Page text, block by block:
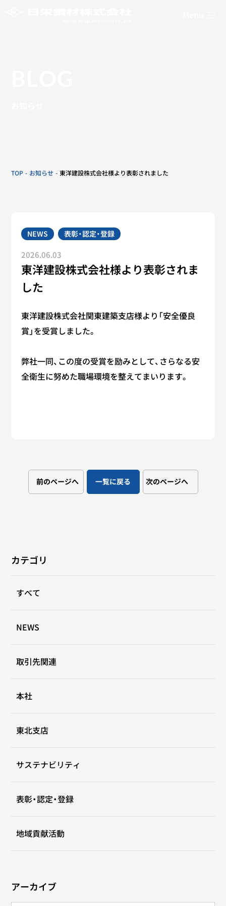
TOP お知らせ 東洋建設株式会社様より表彰されました
NEWS 表彰・認定・登録
2026.06.03
東洋建設株式会社様より表彰されま
した
東洋建設株式会社関東建築支店様より「安全優良
賞」を受賞しました。
弊社一同、この度の受賞を励みとして、さらなる安
全衛生に努めた職場環境を整えてまいります。
前のページへ 一覧に戻る 次のページへ
カテゴリ
すべて
NEWS
取引先関連
本社
東北支店
サステナビリティ
表彰・認定・登録
地域貢献活動
アーカイブ